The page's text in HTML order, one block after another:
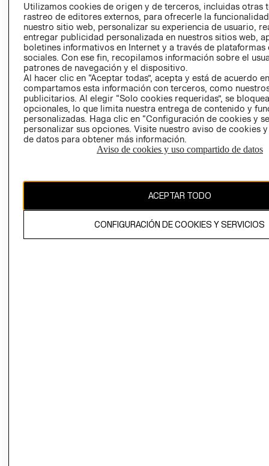
AVISO DE
PRIVACIDAD
GIFT CARD
AVISO DE
COOKIES
El contenido de esta página web está protegido por copyright y es
Utilizamos cookies de origen y de terceros, incluidas otras
rastreo de editores externos, para ofrecerle la
nuestro sitio web, personalizar su experiencia de usuario,
entregar publicidad personalizada en nuestros sitios web,
boletines informativos en Internet y a través de plataformas
sociales. Con ese fin, recopilamos información sobre el
patrones de navegación y el dispositivo.
Al hacer clic en “Aceptar todas”, acepta y está de acuerdo
compartamos esta información con terceros, como
publicitarios. Al elegir “Solo cookies requeridas”, se
opcionales, lo que limita nuestra entrega de contenido y
personalizadas. Haga clic en “Configuración de cookies y
personalizar sus opciones. Visite nuestro aviso de cookies
de datos para obtener más información.
Aviso de cookies y uso compartido de datos
ACEPTAR TODO
CONFIGURACIÓN DE COOKIES Y SERVICIOS